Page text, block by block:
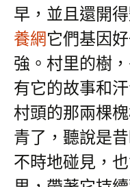
早，並且還開
養網它們基因
強。村里的樹
有它的故事和
村頭的那兩棵
青了，聽說是
不時地碰見，